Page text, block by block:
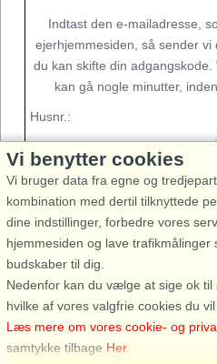
Indtast den e-mailadresse,
ejerhjemmesiden, så sender
du kan skifte din
kan gå nogle minutter,
Husnr.:
E-mailadresse:
Vi benytter cookies
Vi bruger data fra egne og
kombination med dertil tilknyttede
dine indstillinger, forbedre vores
hjemmesiden og lave trafikmålinger
budskaber til dig.
Nedenfor kan du vælge at sige ok til
hvilke af vores valgfrie cookies du vil
Læs mere om vores cookie- og
samtykke tilbage Her.